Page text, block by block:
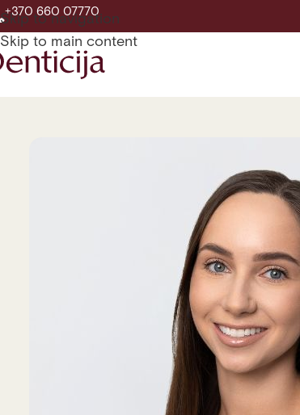
Skip to navigation
Skip to main content
+370 660 07770